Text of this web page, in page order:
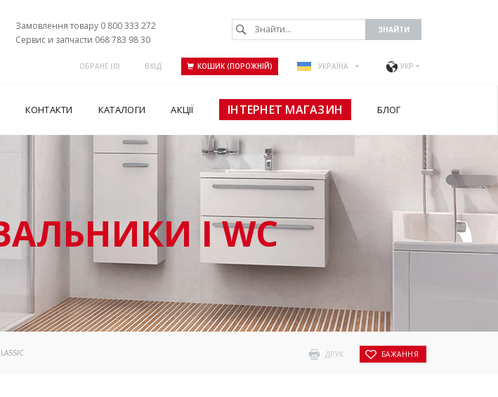
Замовлення товару 0 800 333 272
Сервис и запчасти 068 783 98 30
ОБРАНЕ (0) ВХІД КОШИК (ПОРОЖНІЙ) УКРАЇНА УКР
КОНТАКТИ КАТАЛОГИ АКЦІЇ ІНТЕРНЕТ МАГАЗИН БЛОГ
І WC
ДРУК БАЖАННЯ